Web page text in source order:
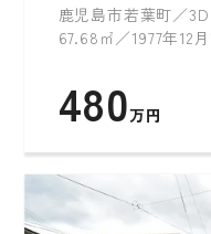
鹿児島市若葉町／
67.68㎡／1977年12
480万円